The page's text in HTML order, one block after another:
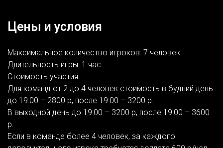
Цены и условия
Максимальное количество игроков: 7 человек.
Длительность игры: 1 час.
Стоимость участия:
Для команд от 2 до 4 человек стоимость в будний день
до 19:00 – 2800 р, после 19:00 – 3200 р.
В выходной день до 19:00 – 3200 р, после 19:00 – 3600
р.
Если в команде более 4 человек, за каждого